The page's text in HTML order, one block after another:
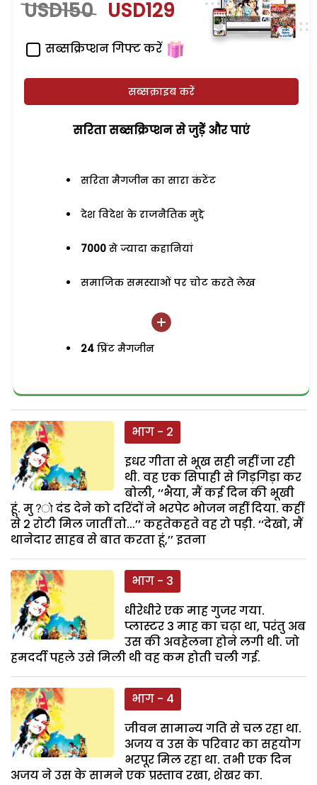
USD150 USD129
सब्सक्रिप्शन गिफ्ट करें
सब्सक्राइब करें
सरिता सब्सक्रिप्शन से जुड़ेें और पाएं
सरिता मैगजीन का सारा कंटेंट
देश विदेश के राजनैतिक मुद्दे
7000 से ज्यादा कहानियां
समाजिक समस्याओं पर चोट करते लेख
24 प्रिंट मैगजीन
भाग - 2
इधर गीता से भूख सही नहीं जा रही
थी. वह एक सिपाही से गिड़गिड़ा कर
बोली, ‘‘भैया, मैं कई दिन की भूखी
हूं. मु?ो दंड देने को दरिंदों ने भरपेट भोजन नहीं दिया. कहीं
से 2 रोटी मिल जातीं तो...’’ कहतेकहते वह रो पड़ी. ‘‘देखो, मैं
थानेदार साहब से बात करता हूं,’’ इतना
भाग - 3
धीरेधीरे एक माह गुजर गया.
प्लास्टर 3 माह का चढ़ा था, परंतु अब
उस की अवहेलना होने लगी थी. जो
हमदर्दी पहले उसे मिली थी वह कम होती चली गई.
भाग - 4
जीवन सामान्य गति से चल रहा था.
अजय व उस के परिवार का सहयोग
भरपूर मिल रहा था. तभी एक दिन
अजय ने उस के सामने एक प्रस्ताव रखा, शेखर का.